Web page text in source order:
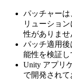
パッチャー
リューショ
性がありませ
パッチ適用
能性を検証し
Unity アプリ
で開発され